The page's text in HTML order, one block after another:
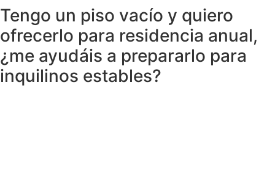
Tengo un piso vacío y quiero
ofrecerlo para residencia anual,
¿me ayudáis a prepararlo para
inquilinos estables?